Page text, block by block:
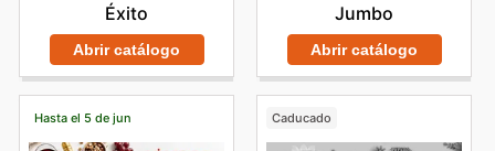
Éxito
Abrir catálogo
Jumbo
Abrir catálogo
Hasta el 5 de jun Caducado